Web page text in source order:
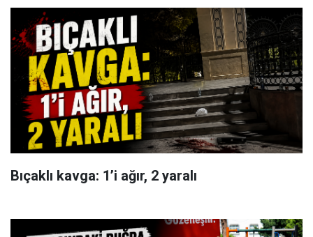
Bıçaklı kavga: 1’i ağır, 2 yaralı